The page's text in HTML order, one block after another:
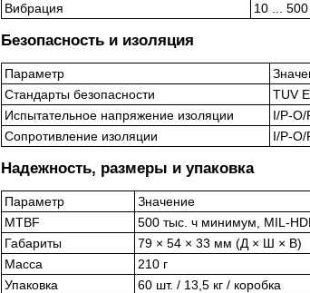
Вибрация
10 ...
Безопасность и изоляция
Параметр
Стандарты безопасности
TUV
Испытательное напряжение изоляции
I/P-O/
Сопротивление изоляции
I/P-
Надежность, размеры и упаковка
Параметр
Значение
MTBF
500 тыс. ч минимум, MIL-
Габариты
79 × 54 × 33 мм (Д × Ш × В)
Масса
210 г
Упаковка
60 шт. / 13,5 кг / коробка